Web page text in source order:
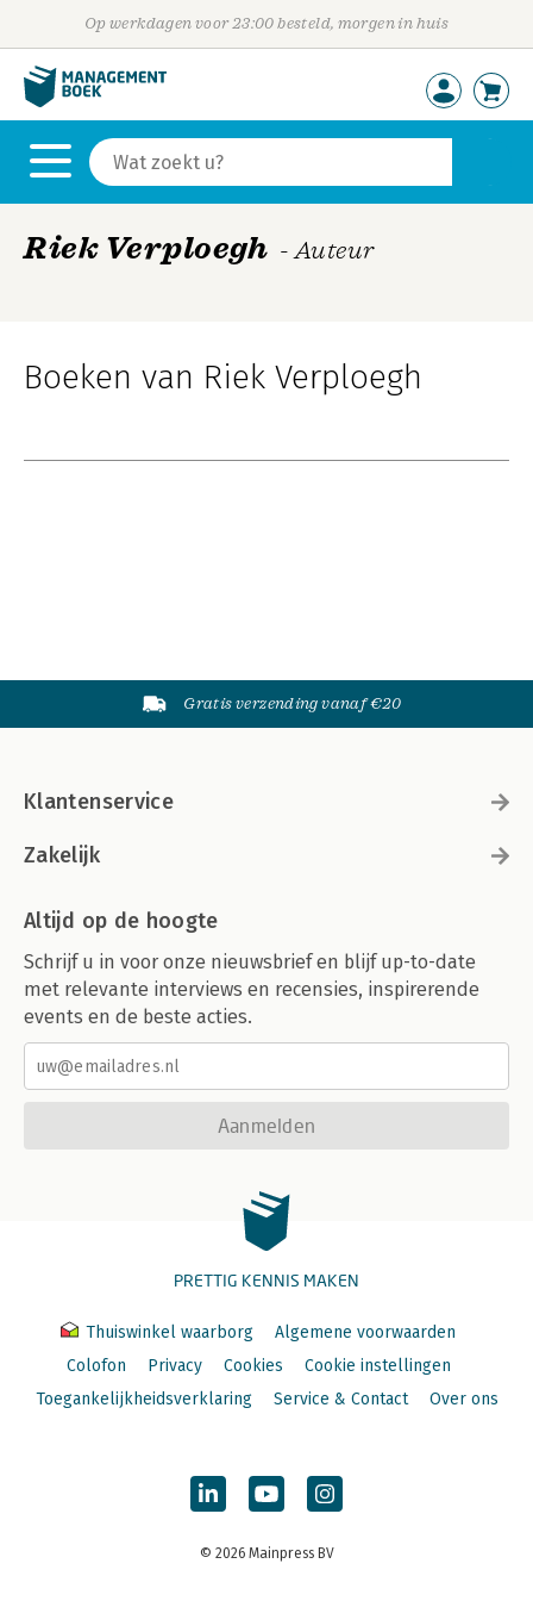
Op werkdagen voor 23:00 besteld, morgen in huis
Riek Verploegh - Auteur
Boeken van Riek Verploegh
Gratis verzending vanaf €20
Klantenservice
Zakelijk
Altijd op de hoogte
Schrijf u in voor onze nieuwsbrief en blijf up-to-date
met relevante interviews en recensies, inspirerende
events en de beste acties.
Aanmelden
PRETTIG KENNIS MAKEN
Thuiswinkel waarborg
Algemene voorwaarden
Colofon
Privacy Cookies
Cookie instellingen
Toegankelijkheidsverklaring
Service & Contact Over ons
© 2026 Mainpress BV